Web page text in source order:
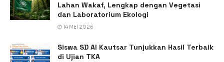
Lahan Wakaf, Lengkap dengan Vegetasi
dan Laboratorium Ekologi
14 MEI 2026
Siswa SD Al Kautsar Tunjukkan Hasil Terbaik
di Ujian TKA